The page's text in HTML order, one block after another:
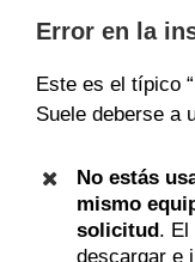
Error en la
Este es el típico
Suele deberse a
No estás
mismo
solicitud. El
descargar e